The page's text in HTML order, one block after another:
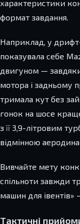
характеристики
формат завдання.
Наприклад, у
показувала себе
двигуном —
мотора і задньому
тримала кут без
гонок на шосе
з її 3,9-літровим
відмінною
Вивчайте мету
спільноти завжди
машин для
Тактичні